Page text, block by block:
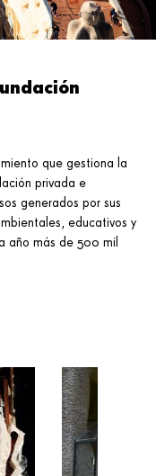
que gestiona la
privada e
generados por sus
educativos y
año más de 500 mil